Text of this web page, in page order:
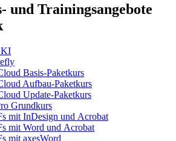
und Trainingsangebote
KI
Basis-Paketkurs
Aufbau-Paketkurs
Update-Paketkurs
Grundkurs
mitInDesign und Acrobat
mitWord und Acrobat
mitaxesWord